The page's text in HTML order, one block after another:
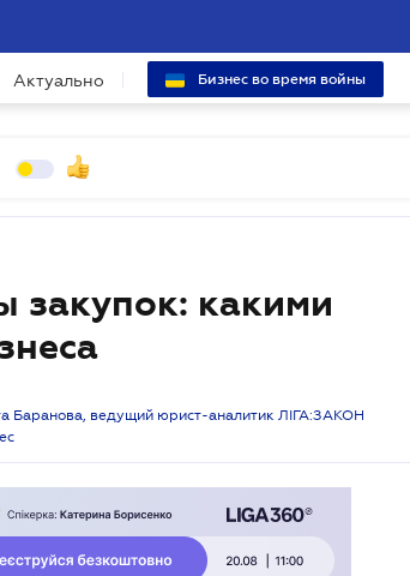
Актуально Бизнес во время войны
закупок: какими
Баранова, ведущий юрист-аналитик ЛІГА:ЗАКОН